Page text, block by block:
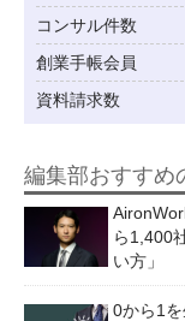
コンサル件数
創業手帳会員
資料請求数
編集部おすすめ
ら1,400
い方」
0から1